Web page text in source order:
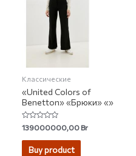
Классические
«United Colors of
Benetton» «Брюки» «»
Rated
0
out
139000000,00Br
Buy product